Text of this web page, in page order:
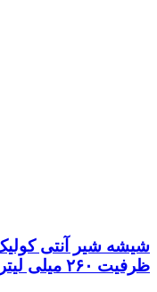
شیشه شیر آنتی
ظرفیت ۲۶۰ میلی لیتر